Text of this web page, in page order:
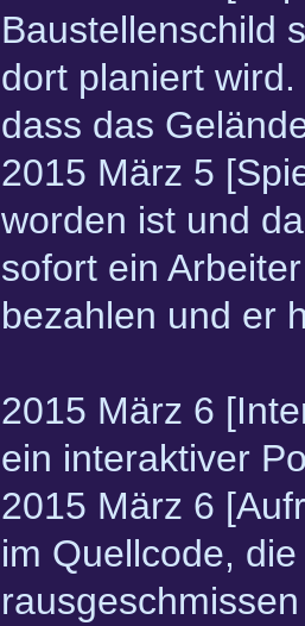
Baustellenschild
dort planiert
dass das
2015 März 5
worden ist und
sofort ein
bezahlen und er
2015 März 6
ein interaktiver
2015 März 6
im Quellcode,